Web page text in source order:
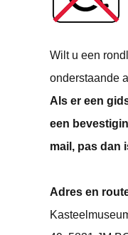
Wilt u een
onderstaande
Als er een
een
mail, pas dan
Adres en